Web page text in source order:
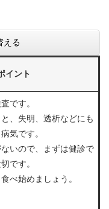
える
イント
です。
、失明、透析などにも
気です。
いので、まずは健診で
です。
べ始めましょう。